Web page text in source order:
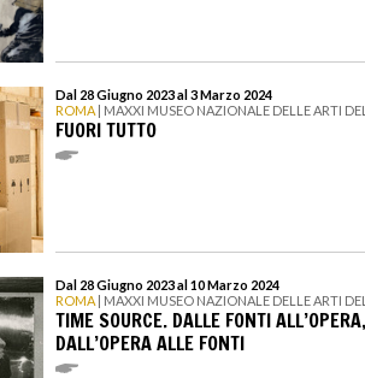
Dal 28 Giugno 2023 al 3 Marzo 2024
ROMA | MAXXI MUSEO NAZIONALE DELLE ARTI
FUORI TUTTO
Dal 28 Giugno 2023 al 10 Marzo 2024
ROMA | MAXXI MUSEO NAZIONALE DELLE ARTI
TIME SOURCE. DALLE FONTI ALL’OPERA,
DALL’OPERA ALLE FONTI